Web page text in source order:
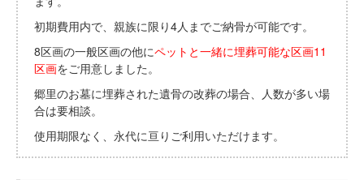
初期費用内で、親族に限り4人までご納骨が可能です。
8区画の一般区画の他にペットと一緒に埋葬可能な区画11
区画をご用意しました。
郷里のお墓に埋葬された遺骨の改葬の場合、人数が多い場
合は要相談。
使用期限なく、永代に亘りご利用いただけます。